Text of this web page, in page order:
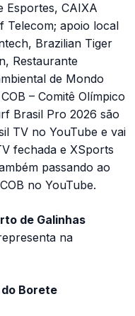
Esportes, CAIXA
Telecom; apoio local
Brazilian Tiger
Restaurante
de Mondo
– Comitê Olímpico
Brasil Pro 2026 são
TV no YouTube e vai
fechada e XSports
passando ao
no YouTube.
de Galinhas
na
Borete